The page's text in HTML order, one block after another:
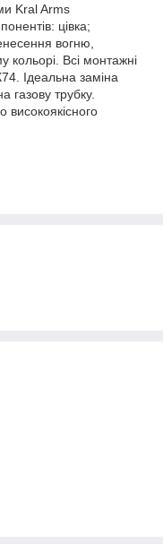
Kral Arms
цівка;
вогню,
кольорі. Всі монтажні
Ідеальна заміна
газову трубку.
високоякісного